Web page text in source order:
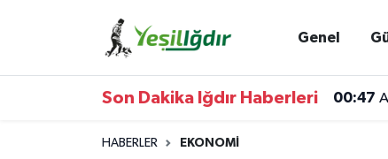
Genel
Son Dakika Iğdır Haberleri 00:47
HABERLER EKONOMI